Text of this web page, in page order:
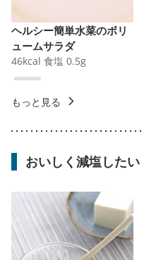
ヘルシー簡単水菜のボリ
ュームサラダ
46kcal 食塩 0.5g
もっと見る
おいしく減塩したい